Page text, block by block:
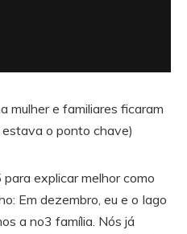
mulher e familiares ficaram
o ponto chave)
explicar melhor como
Em dezembro, eu e o Iago
a no3 família. Nós já